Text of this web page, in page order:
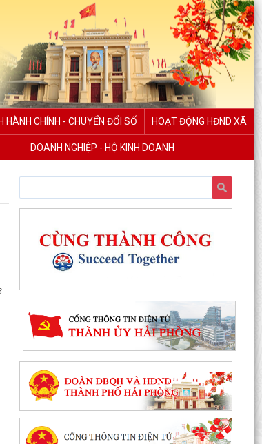
HÀNH CHÍNH - CHUYỂN ĐỔI SỐ HOẠT ĐỘNG HĐND XÃ
DOANH NGHIỆP - HỘ KINH DOANH